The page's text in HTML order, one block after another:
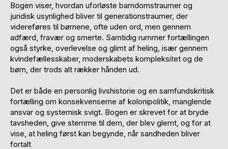
Bogen viser, hvordan uforløste barndomstraumer og
juridisk usynlighed bliver til generationstraumer, der
videreføres til børnene, ofte uden ord, men gennem
adfærd, fravær og smerte. Samtidig rummer fortællingen
også styrke, overlevelse og glimt af heling, især gennem
kvindefællesskaber, moderskabets kompleksitet og de
børn, der trods alt rækker hånden ud.
Det er både en personlig livshistorie og en samfundskritisk
fortælling om konsekvenserne af kolonipolitik, manglende
ansvar og systemisk svigt. Bogen er skrevet for at bryde
tavsheden, give stemme til dem, der blev glemt, og for at
vise, at heling først kan begynde, når sandheden bliver
fortalt